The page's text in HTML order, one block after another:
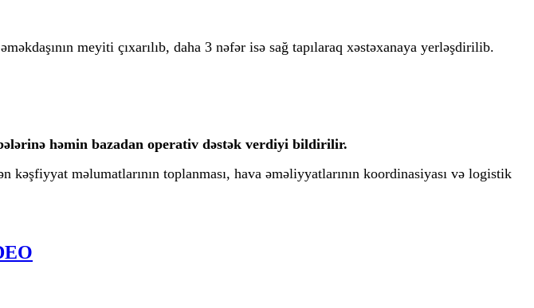
meyiti çıxarılıb, daha 3 nəfər isə sağ tapılaraq xəstəxanaya yerləşdirilib.
həmin bazadan operativ dəstək verdiyi bildirilir.
məlumatlarının toplanması, hava əməliyyatlarının koordinasiyası və logistik